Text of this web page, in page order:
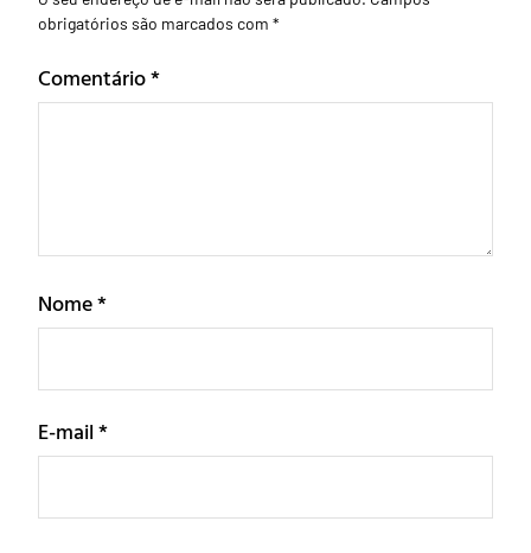
obrigatórios são marcados com *
Comentário*
Nome*
E-mail*